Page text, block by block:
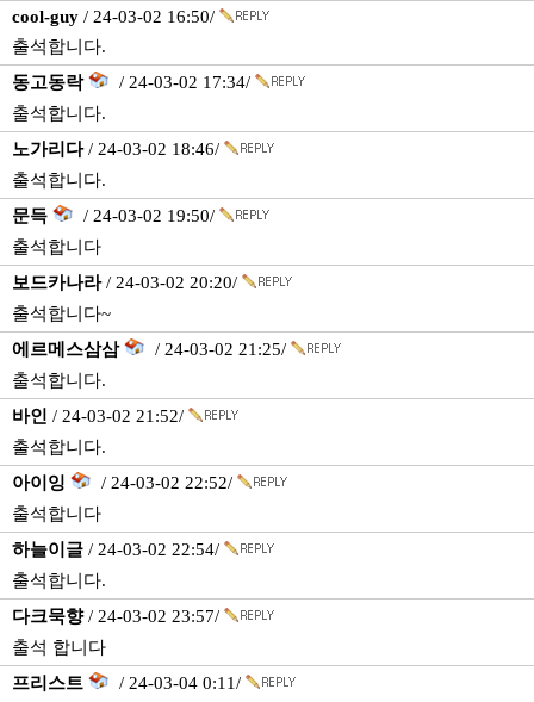
cool-guy / 24-03-02 16:50/
출석합니다.
동고동락
/ 24-03-02 17:34/
출석합니다.
노가리다/ 24-03-02 18:46/
출석합니다.
문득
/ 24-03-02 19:50/
출석합니다
보드카나라/ 24-03-02 20:20/
출석합니다~
에르메스삼삼
/ 24-03-02 21:25/
출석합니다.
바인 / 24-03-02 21:52/
출석합니다.
아이잉
/ 24-03-02 22:52/
출석합니다
하늘이글 / 24-03-02 22:54/
출석합니다.
다크묵향/ 24-03-02 23:57/
출석 합니다
프리스트
/ 24-03-04 0:11/